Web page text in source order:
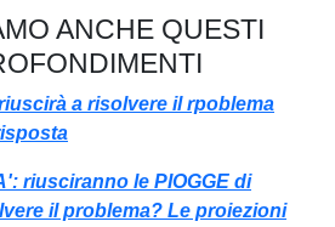
ANCHE QUESTI
a risolvere il rpoblema
riusciranno le PIOGGE di
il problema? Le proiezioni